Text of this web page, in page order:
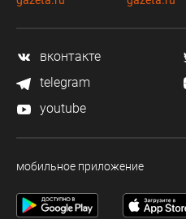
вконтакте
telegram
youtube
мобильное приложение